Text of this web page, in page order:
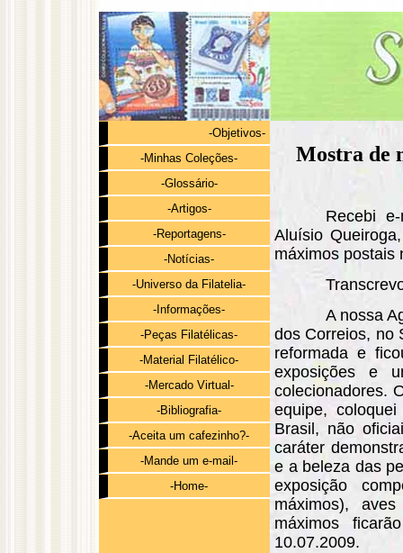
-Objetivos-
-Minhas Coleções-
-Glossário-
-Artigos-
-Reportagens-
-Notícias-
-Universo da Filatelia-
-Informações-
-Peças Filatélicas-
-Material Filatélico-
-Mercado Virtual-
-Bibliografia-
-Aceita um cafezinho?-
-Mande um e-mail-
-Home-
Mostra de
Recebi
Aluísio
máximos postais
A nossa
dos Correios, no
reformada e
exposições e
colecionadores.
equipe,
Brasil, não
caráter
e a beleza das
exposição
máximos),
máximos
10.07.2009.